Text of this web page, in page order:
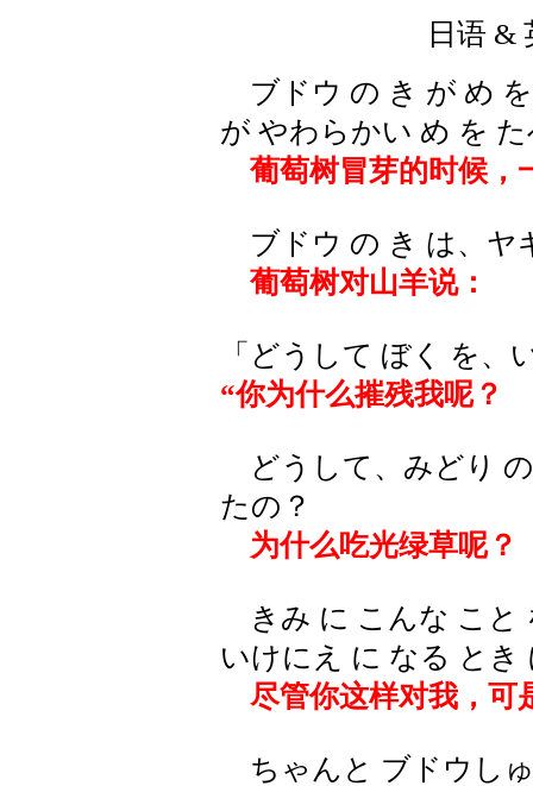
日语 &
ブドウ の き が め
が やわらかい め を
葡萄树冒芽的时候，
ブドウ の き は、ヤ
葡萄树对山羊说：
「どうして ぼく を、
“你为什么摧残我呢？
どうして、みどり
たの？
为什么吃光绿草呢？
きみ に こんな こと
いけにえ に なる とき
尽管你这样对我，可
ちゃんと ブドウし